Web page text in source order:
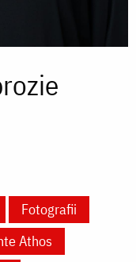
Fotografii
Athos